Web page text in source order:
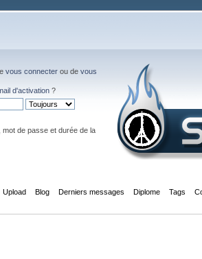
vous connecter ou de vous
d'activation ?
de passe et durée de la
Upload Blog Derniers messages Diplome Tags